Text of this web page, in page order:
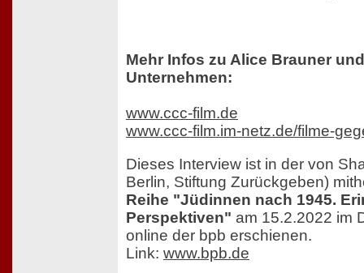
Mehr Infos zu Alice Brauner
Unternehmen:
www.ccc-film.de
www.ccc-film.im-netz.de/filme-
Dieses Interview ist in der von
Berlin, Stiftung Zurückgeben)
Reihe "Jüdinnen nach 1945.
Perspektiven" am 15.2.2022 im
online der bpb erschienen.
Link: www.bpb.de